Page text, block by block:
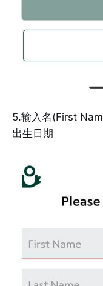
5.输入名(First
出生日期